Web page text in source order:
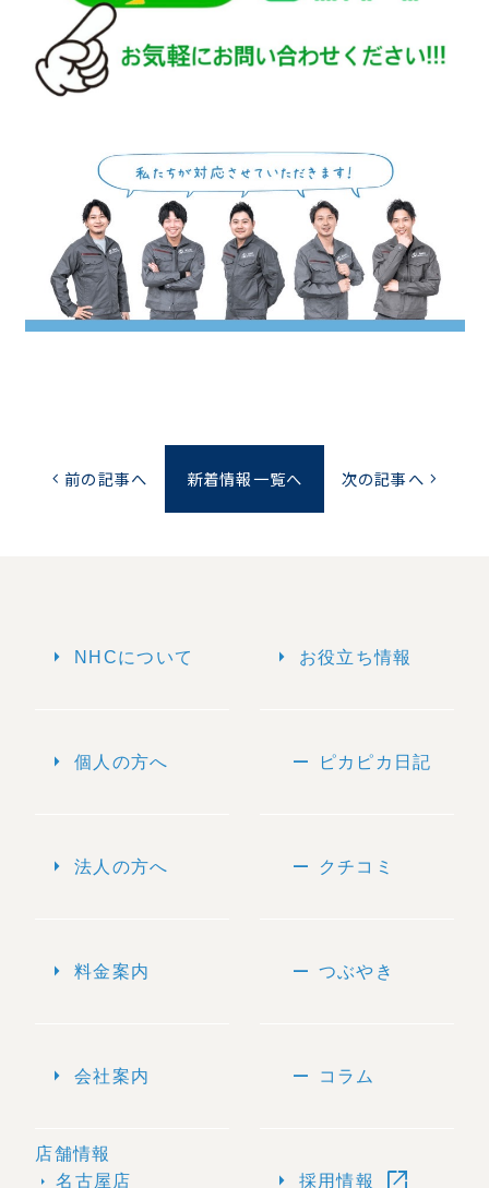
chevron_left 前の記事へ 新着情報一覧へ 次の記事へ chevron_right
arrow_right NHCについて
arrow_right 個人の方へ
arrow_right 法人の方へ
arrow_right 料金案内
arrow_right 会社案内
店舗情報
arrow_right 名古屋店
arrow_right お役立ち情報
remove ピカピカ日記
remove クチコミ
remove つぶやき
remove コラム
arrow_right 採用情報 open_in_new